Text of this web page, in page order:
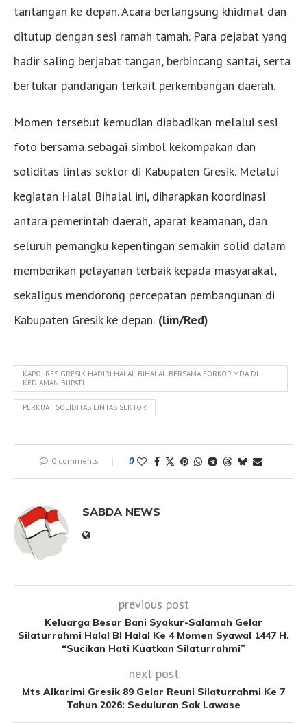
tantangan ke depan. Acara berlangsung khidmat dan
ditutup dengan sesi ramah tamah. Para pejabat yang
hadir saling berjabat tangan, berbincang santai, serta
bertukar pandangan terkait perkembangan daerah.
Momen tersebut kemudian diabadikan melalui sesi
foto bersama sebagai simbol kekompakan dan
soliditas lintas sektor di Kabupaten Gresik. Melalui
kegiatan Halal Bihalal ini, diharapkan koordinasi
antara pemerintah daerah, aparat keamanan, dan
seluruh pemangku kepentingan semakin solid dalam
memberikan pelayanan terbaik kepada masyarakat,
sekaligus mendorong percepatan pembangunan di
Kabupaten Gresik ke depan. (lim/Red)
KAPOLRES GRESIK HADIRI HALAL BIHALAL BERSAMA FORKOPIMDA DI
KEDIAMAN BUPATI
PERKUAT SOLIDITAS LINTAS SEKTOR
0 comments 0
SABDA NEWS
previous post
Keluarga Besar Bani Syakur-Salamah Gelar
Silaturrahmi Halal BI Halal Ke 4 Momen Syawal 1447 H.
“Sucikan Hati Kuatkan Silaturrahmi”
next post
Mts Alkarimi Gresik 89 Gelar Reuni Silaturrahmi Ke 7
Tahun 2026: Seduluran Sak Lawase